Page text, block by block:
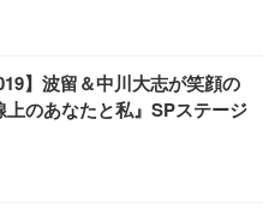
】波留＆中川大志が笑顔の
上のあなたと私』SPステージ